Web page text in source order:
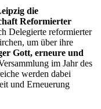
die
Reformierter
Delegierte reformierter
um über ihre
Gott, erneure und
im Jahr des
werden dabei
und Erneuerung